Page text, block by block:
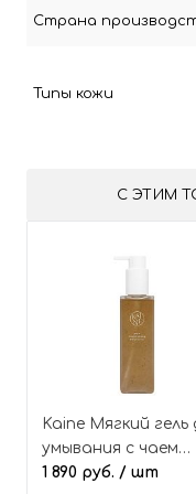
Страна
Типы кожи
С ЭТИМ
Kaine Мягкий гель
умывания с чаем
комбуча и
1 890 руб. / шт